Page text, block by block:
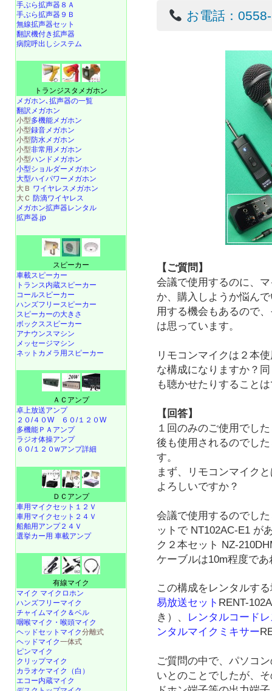
お電話：
【ご質問】
会議で使用するのに、
か、購入しようか悩ん
用する機会もあるので
は思っています。
リモコンマイクは２本
な構成になりますか？
も聴かせたりすること
【回答】
１回のみのご使用でし
後も使用されるのでし
す。
まず、リモコンマイク
よろしいですか？
会議で使用するのでし
ットで NT102AC-E1 が
ク２本セット NZ-
ケーブルは10m程度で
この構成をレンタルす
易放送セット RENT-
き）、 レンタルコード
ンタルマイクミキサー
ご質問の中で、パソコ
いとのことでしたが、
手ぶら拡声器８Ａ
手ぶら拡声器９Ｂ
無線拡声器セット
翻訳機付き拡声器
病院呼出しシステム
トランジスタメガホン
メガホン､拡声器の一覧
翻訳メガホン
小型多機能メガホン
小型録音メガホン
小型防水メガホン
小型非常用メガホン
小型ハンドメガホン
小型ショルダーメガホン
大型ハイパワーメガホン
大Ｂ ワイヤレスメガホン
大Ｃ 防滴ワイヤレス
メガホン拡声器レンタル
拡声器.jp
スピーカー
車載スピーカー
トランス内蔵スピーカー
コールスピーカー
ハンズフリースピーカー
スピーカーの大きさ
ボックススピーカー
アナウンスマシン
メッセージマシン
ネットカメラ用スピーカー
ＡＣアンプ
卓上放送アンプ
２０/４０W
６０/１２０W
多機能ＰＡアンプ
ラジオ体操アンプ
６０/１２０wアンプ詳細
ＤＣアンプ
車用マイクセット１２Ｖ
車用マイクセット２４Ｖ
船舶用アンプ２４Ｖ
選挙カー用 車載アンプ
有線マイク
マイク マイクロホン
ハンズフリーマイク
チャイムマイク＆ベル
咽喉マイク・喉頭マイク
ヘッドセットマイク分離式
ヘッドマイク一体式
ピンマイク
クリップマイク
カラオケマイク（白）
エコー内蔵マイク